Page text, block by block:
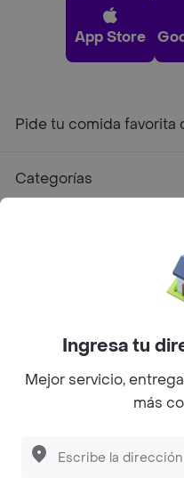
App Store
Pide tu comida favorita
Categorías
©2026Rappi
Ingresa tu
Mejor servicio,
más